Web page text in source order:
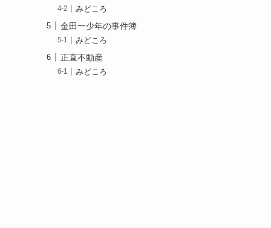
みどころ
金田一少年の事件簿
みどころ
正直不動産
みどころ